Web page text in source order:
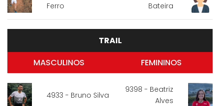
Ferro
Bateira
TRAIL
MASCULINOS
4933 - Bruno Silva
FEMININOS
9398 - Beatriz
Alves